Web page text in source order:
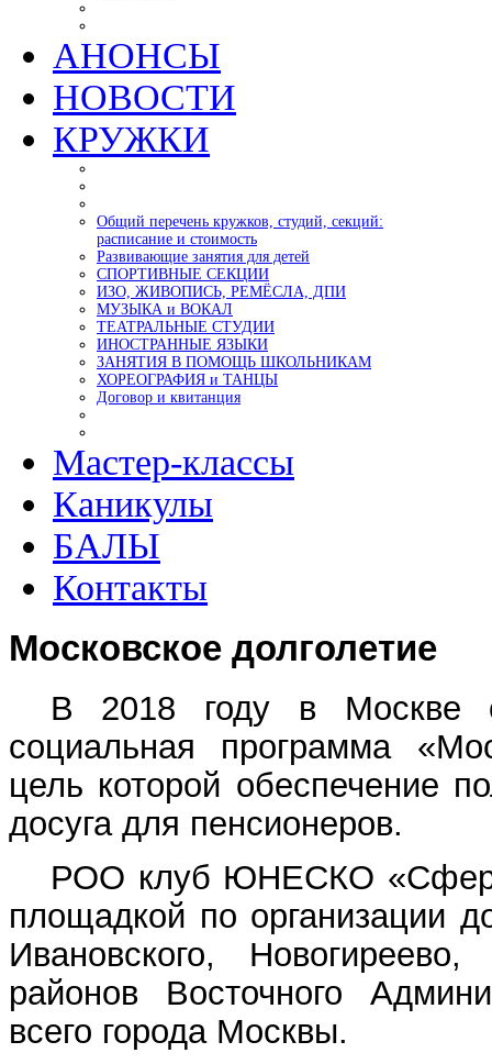
АНОНСЫ
НОВОСТИ
КРУЖКИ
Общий перечень кружков, студий, секций:
расписание и стоимость
Развивающие занятия для детей
СПОРТИВНЫЕ СЕКЦИИ
ИЗО, ЖИВОПИСЬ, РЕМЁСЛА, ДПИ
МУЗЫКА и ВОКАЛ
ТЕАТРАЛЬНЫЕ СТУДИИ
ИНОСТРАННЫЕ ЯЗЫКИ
ЗАНЯТИЯ В ПОМОЩЬ ШКОЛЬНИКАМ
ХОРЕОГРАФИЯ и ТАНЦЫ
Договор и квитанция
Мастер-классы
Каникулы
БАЛЫ
Контакты
Московское долголетие
В 2018 году в Москве
социальная программа
цель которой обеспечение
досуга для пенсионеров.
РОО клуб ЮНЕСКО
площадкой по организации
Ивановского,
районов Восточного
всего города Москвы.